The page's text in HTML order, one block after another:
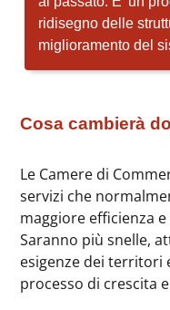
ridisegno delle
miglioramento del
Cosa cambierà
Le Camere di
servizi che
maggiore efficienza
Saranno più snelle,
esigenze dei territori
processo di crescita